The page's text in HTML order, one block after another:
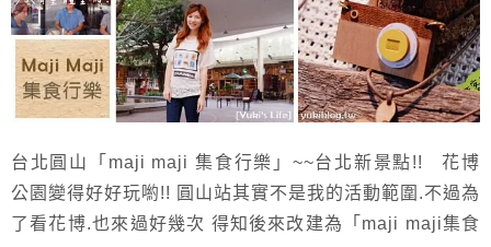
台北圓山「maji maji 集食行樂」~~台北新景點!! 花博
公園變得好好玩喲!! 圓山站其實不是我的活動範圍.不過為
了看花博.也來過好幾次 得知後來改建為「maji maji集食